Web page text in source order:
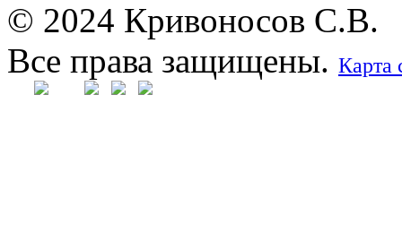
© 2024 Кривоносов С.В.
Все права защищены. Карта